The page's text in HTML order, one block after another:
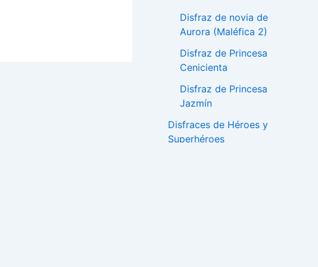
Disfraz de novia de
Aurora (Maléfica 2)
Disfraz de Princesa
Cenicienta
Disfraz de Princesa
Jazmín
Disfraces de Héroes y
Superhéroes